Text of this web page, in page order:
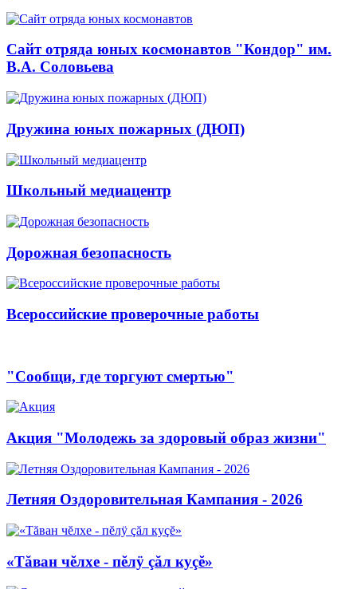
Сайт отряда юных космонавтов "Кондор" им.
В.А. Соловьева
Дружина юных пожарных (ДЮП)
Школьный медиацентр
Дорожная безопасность
Всероссийские проверочные работы
"Сообщи, где торгуют смертью"
Акция "Молодежь за здоровый образ жизни"
Летняя Оздоровительная Кампания - 2026
«Тăван чĕлхе - пĕлÿ çăл куçĕ»